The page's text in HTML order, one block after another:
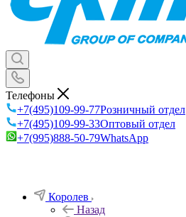
Телефоны
+7(495)109-99-77Розничный отдел
+7(495)109-99-33Оптовый отдел
+7(995)888-50-79WhatsApp
Королев
Назад